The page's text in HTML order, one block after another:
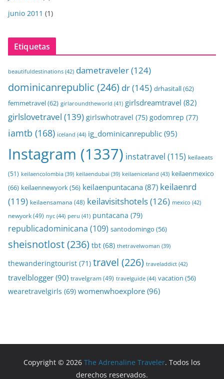
junio 2011 (1)
Etiquetas
beautifuldestinations (42) dametraveler(124)
dominicanrepublic (246) dr(145) drhasitall(62)
femmetravel(62) girlaroundtheworld (41) girlsdreamtravel (82)
girlslovetravel (139) girlswhotravel (75) godomrep (77)
iamtb (168) iceland (44) ig_dominicanrepublic (95)
Instagram (1337) instatravel (115) keilaeats
(51) keilaencolombia (39) keilaendubai (39) keilaeniceland (43) keilaenmexico
(66) keilaennewyork(56) keilaenpuntacana (87) keilaenrd
(119) keilaensamana (48) keilavisitshotels(126) mexico (42)
newyork(49) nyc (44) peru (41) puntacana (79)
republicadominicana (109) santodomingo (56)
sheisnotlost(236) tbt (68) thetravelwoman (39)
thewanderingtourist (71) travel (226) traveladdict (42)
travelblogger (90) travelgram(49) travelguide (44) vacation (56)
wearetravelgirls (69) womenwhoexplore(96)
Copyright © 2026 The Adrenaline Traveler. Todos los
derechos reservados.